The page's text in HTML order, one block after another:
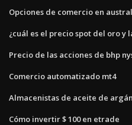
Opciones de comercio en
¿cuál es el precio spot del oro y
Precio de las acciones de bhp
Comercio automatizado mt4
Almacenistas de aceite de argán
Cómo invertir $ 100 en etrade